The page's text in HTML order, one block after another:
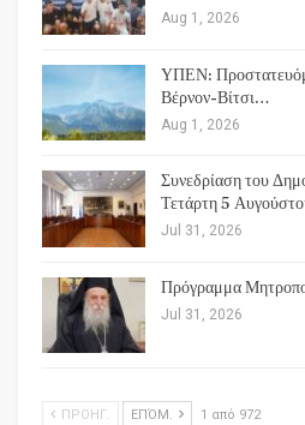
Aug 1, 2026
ΥΠΕΝ:
Βέρνον-Βίτσι…
Aug 1, 2026
Συνεδρίαση του
Τετάρτη 5
Jul 31, 2026
Πρόγραμμα
Jul 31, 2026
ΠΡΟΗΓ. ΕΠΌΜ. 1 από 972